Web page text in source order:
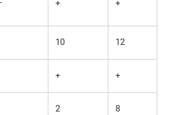
+ +
10 12
+ +
2 8